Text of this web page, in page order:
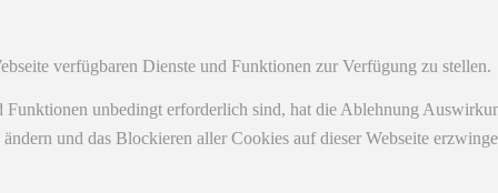
verfügbaren Dienste und Funktionen zur Verfügung zu stellen.
unbedingt erforderlich sind, hat die Ablehnung
und das Blockieren aller Cookies auf dieser Webseite